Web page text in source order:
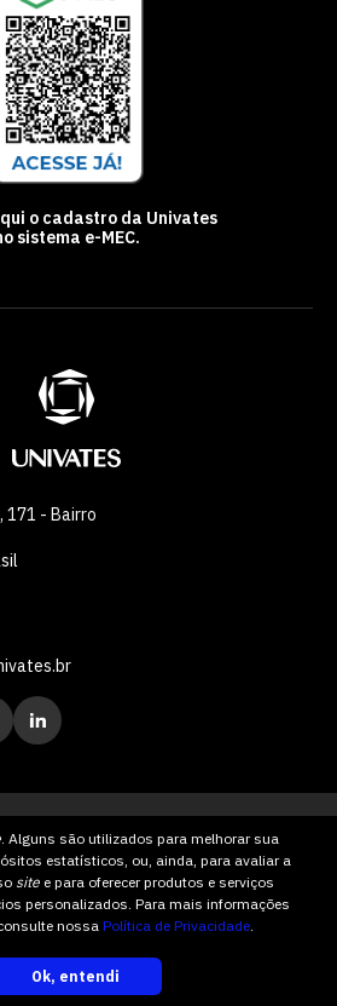
. Alguns são utilizados para melhorar sua
estatísticos, ou, ainda, para avaliar a
site e para oferecer produtos e serviços
personalizados. Para mais informações
nossa Política de Privacidade.
Ok, entendi
o cadastro da Univates
sistema e-MEC.
171 - Bairro
Ensino Superior Comunitária